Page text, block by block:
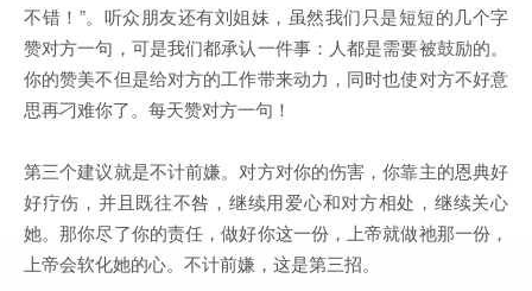
不错！”。听众朋友还有刘姐妹，虽然我们只是短短的几个字
赞对方一句，可是我们都承认一件事：人都是需要被鼓励的。
你的赞美不但是给对方的工作带来动力，同时也使对方不好意
思再刁难你了。每天赞对方一句！
第三个建议就是不计前嫌。对方对你的伤害，你靠主的恩典好
好疗伤，并且既往不咎，继续用爱心和对方相处，继续关心
她。那你尽了你的责任，做好你这一份，上帝就做祂那一份，
上帝会软化她的心。不计前嫌，这是第三招。